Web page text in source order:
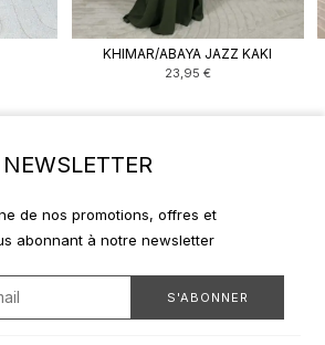
KHIMAR/ABAYA JAZZ KAKI
23,95 €
NEWSLETTER
de nos promotions, offres et
abonnant à notre newsletter